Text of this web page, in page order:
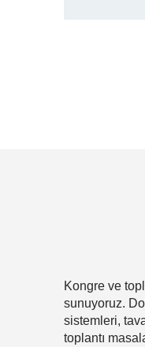
Kongre ve
sunuyoruz.
sistemleri,
toplantı